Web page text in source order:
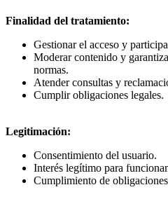
Finalidad del tratamiento:
Gestionar el acceso y
Moderar contenido y
normas.
Atender consultas y
Cumplir obligaciones legales.
Legitimación:
Consentimiento del usuario.
Interés legítimo para
Cumplimiento de